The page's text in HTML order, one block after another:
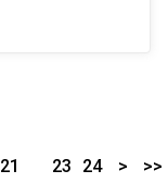
21
23 24 > >>